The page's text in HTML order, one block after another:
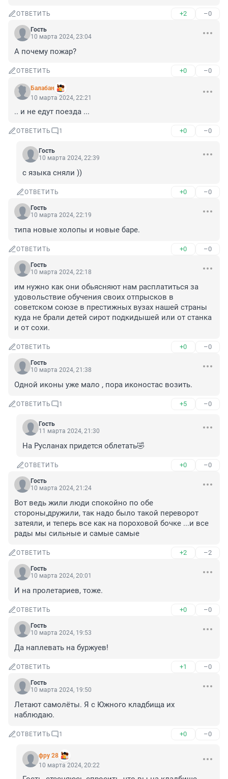
ОТВЕТИТЬ +2 –0
Гость
10 марта 2024, 23:04
А почему пожар?
ОТВЕТИТЬ +0 –0
Балабан
10 марта 2024, 22:21
.. и не едут поезда ...
ОТВЕТИТЬ 1 +0 –0
Гость
10 марта 2024, 22:39
с языка сняли ))
ОТВЕТИТЬ +0 –0
Гость
10 марта 2024, 22:19
типа новые холопы и новые баре.
ОТВЕТИТЬ +0 –0
Гость
10 марта 2024, 22:18
им нужно как они обьясняют нам расплатиться за
удовольствие обучения своих отпрысков в
советском союзе в престижных вузах нашей страны
куда не брали детей сирот подкидышей или от станка
и от сохи.
ОТВЕТИТЬ +0 –0
Гость
10 марта 2024, 21:38
Одной иконы уже мало , пора иконостас возить.
ОТВЕТИТЬ 1 +5 –0
Гость
11 марта 2024, 21:30
На Русланах придется облетать🤣
ОТВЕТИТЬ +0 –0
Гость
10 марта 2024, 21:24
Вот ведь жили люди спокойно по обе
стороны,дружили, так надо было такой переворот
затеяли, и теперь все как на пороховой бочке ...и все
рады мы сильные и самые самые
ОТВЕТИТЬ +2 –2
Гость
10 марта 2024, 20:01
И на пролетариев, тоже.
ОТВЕТИТЬ +0 –0
Гость
10 марта 2024, 19:53
Да наплевать на буржуев!
ОТВЕТИТЬ +1 –0
Гость
10 марта 2024, 19:50
Летают самолёты. Я с Южного кладбища их
наблюдаю.
ОТВЕТИТЬ 1 +0 –0
фру 28
10 марта 2024, 20:22